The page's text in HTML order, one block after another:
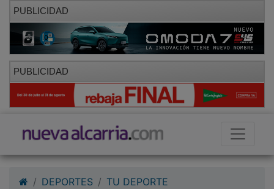
PUBLICIDAD
PUBLICIDAD